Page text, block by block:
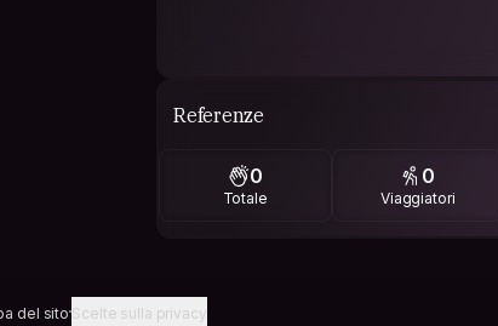
Referenze
0
Totale
0
Viaggiatori
del sitoScelte sulla privacy